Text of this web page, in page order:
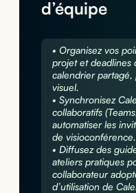
d’équipe
• Organisez vos
projet et deadlines
calendrier
visuel.
• Synchronisez
collaboratifs
automatiser les
de visioconférence.
• Diffusez des
ateliers pratiques
collaborateur
d’utilisation de